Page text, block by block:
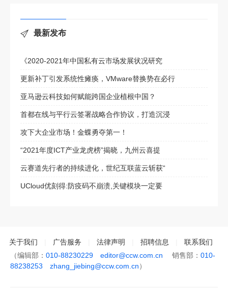
最新发布
《2020-2021年中国私有云市场发展状况研究
更新补丁引发系统性瘫痪，VMware替换势在必行
亚马逊云科技如何赋能跨国企业植根中国？
首都在线与平行云签署战略合作协议，打造沉浸
攻下大企业市场！金蝶勇夺第一！
“2021年度ICT产业龙虎榜”揭晓，九州云喜提
云赛道先行者的持续进化，世纪互联蓝云斩获“
UCloud优刻得:防疫码不崩溃,关键模块一定要
关于我们 广告服务 法律声明 招聘信息
联系我们
（编辑部： 010-88230229 editor@ccw.com.cn 销售部： 010-
88238253
zhang_jiebing@ccw.com.cn）